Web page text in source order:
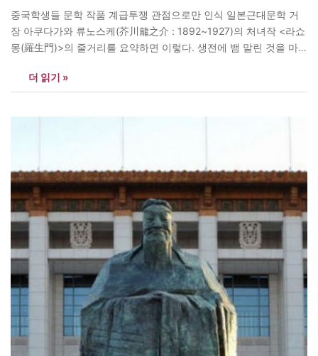
중국학생들 문학 작품 계급투쟁 관점으로만 인식 일본근대문학 거
장 아쿠다가와 류노스케(芥川龍之介 : 1892~1927)의 처녀작 <라쇼
몽(羅生門)>의 줄거리를 요약하면 이렇다. 생전에 뱀 말린 것을 마
몽 노상에 시체로?버려졌다. 집 주인한테 쫓겨난 하인이 을씨년스럽
고 공포에 짓눌린 이 거리에서??한 노파가 시체의 머리카락을 뽑는
더 읽기 »